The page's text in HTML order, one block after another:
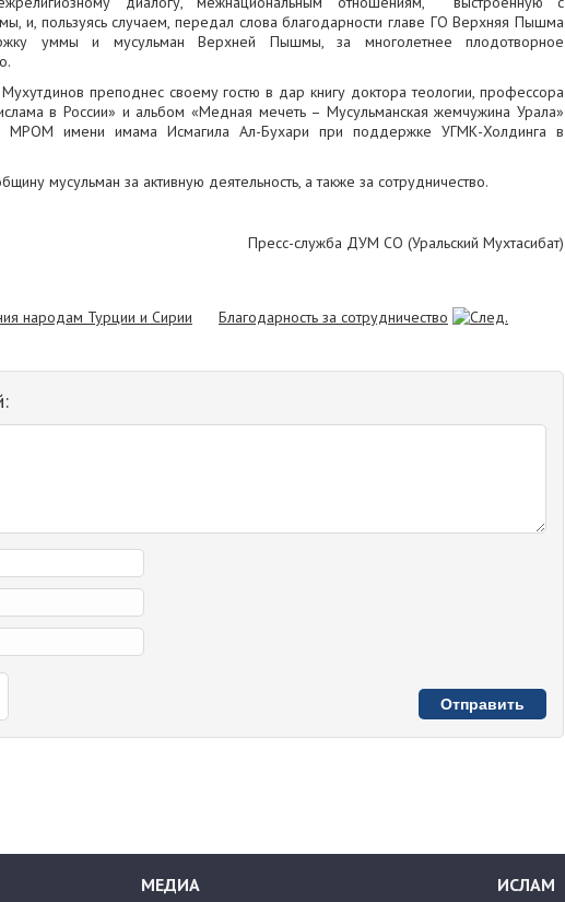
и, пользуясь случаем, передал слова благодарности главе ГО Верхняя Пышма
уммы и мусульман Верхней Пышмы, за многолетнее плодотворное
преподнес своему гостю в дар книгу доктора теологии, профессора
в России» и альбом «Медная мечеть – Мусульманская жемчужина Урала»
МРОМ имени имама Исмагила Ал-Бухари при поддержке УГМК-Холдинга в
мусульман за активную деятельность, а также за сотрудничество.
Пресс-служба ДУМ СО (Уральский Мухтасибат)
народам Турции и Сирии Благодарность за сотрудничество
МЕДИА ИСЛАМ